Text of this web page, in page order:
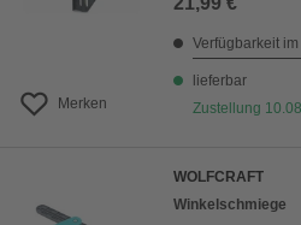
Merken
Verfügbarkeit
lieferbar
Zustellung
WOLFCRAFT
Winkelschmiege